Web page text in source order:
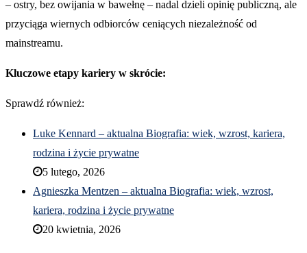
– ostry, bez owijania w bawełnę – nadal dzieli opinię publiczną, ale
przyciąga wiernych odbiorców ceniących niezależność od
mainstreamu.
Kluczowe etapy kariery w skrócie:
Sprawdź również:
Luke Kennard – aktualna Biografia: wiek, wzrost, kariera,
rodzina i życie prywatne
5 lutego, 2026
Agnieszka Mentzen – aktualna Biografia: wiek, wzrost,
kariera, rodzina i życie prywatne
20 kwietnia, 2026